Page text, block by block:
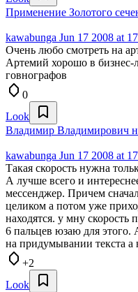
Применение Золотого
kawabunga Jun 17 2008 at
Очень любо смотреть на
Артемий хорошо в бизнес-
говнографов
0
Look
Владимир Владимирович
kawabunga Jun 17 2008 at
Такая скорость нужна
А лучше всего и
мессенджер. Причем
целиком а потом уже
находятся. у мну скорость
6 пальцев юзаю для этого.
на придумывании текста а
+2
Look